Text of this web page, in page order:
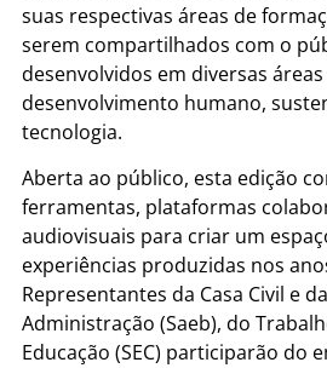
suas respectivas áreas de
serem compartilhados com o
desenvolvidos em diversas
desenvolvimento humano,
tecnologia.
Aberta ao público, esta edição
ferramentas, plataformas
audiovisuais para criar um
experiências produzidas nos
Representantes da Casa Civil e
Administração (Saeb), do
Educação (SEC) participarão do